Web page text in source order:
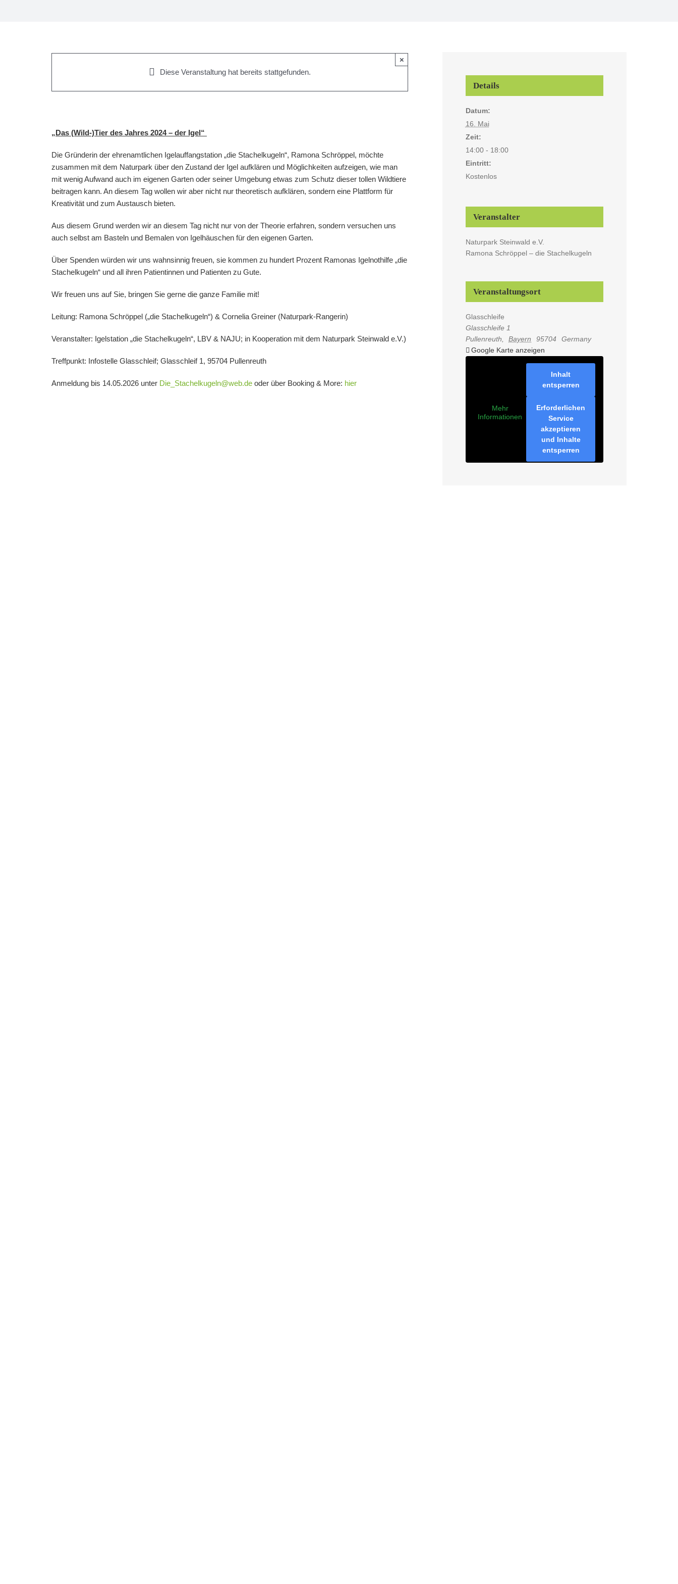
Diese Veranstaltung hat bereits stattgefunden.
×
„Das (Wild-)Tier des Jahres 2024 – der Igel“
Die Gründerin der ehrenamtlichen Igelauffangstation „die Stachelkugeln“, Ramona Schröppel, möchte
zusammen mit dem Naturpark über den Zustand der Igel aufklären und Möglichkeiten aufzeigen, wie man
mit wenig Aufwand auch im eigenen Garten oder seiner Umgebung etwas zum Schutz dieser tollen Wildtiere
beitragen kann. An diesem Tag wollen wir aber nicht nur theoretisch aufklären, sondern eine Plattform für
Kreativität und zum Austausch bieten.
Aus diesem Grund werden wir an diesem Tag nicht nur von der Theorie erfahren, sondern versuchen uns
auch selbst am Basteln und Bemalen von Igelhäuschen für den eigenen Garten.
Über Spenden würden wir uns wahnsinnig freuen, sie kommen zu hundert Prozent Ramonas Igelnothilfe „die
Stachelkugeln“ und all ihren Patientinnen und Patienten zu Gute.
Wir freuen uns auf Sie, bringen Sie gerne die ganze Familie mit!
Leitung: Ramona Schröppel („die Stachelkugeln“) & Cornelia Greiner (Naturpark-Rangerin)
Veranstalter: Igelstation „die Stachelkugeln“, LBV & NAJU; in Kooperation mit dem Naturpark Steinwald e.V.)
Treffpunkt: Infostelle Glasschleif; Glasschleif 1, 95704 Pullenreuth
Anmeldung bis 14.05.2026 unter Die_Stachelkugeln@web.de oder über Booking & More: hier
Details
Datum:
16. Mai
Zeit:
14:00 - 18:00
Eintritt:
Kostenlos
Veranstalter
Naturpark Steinwald e.V.
Ramona Schröppel – die Stachelkugeln
Veranstaltungsort
Glasschleife
Glasschleife 1
Pullenreuth
Bayern 95704
Germany
Google Karte anzeigen
Mehr
Informationen
Inhalt
entsperren
Erforderlichen
Service
akzeptieren
und Inhalte
entsperren